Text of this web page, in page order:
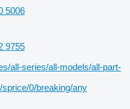
5006
9755
all-series/all-models/all-part-
0/breaking/any